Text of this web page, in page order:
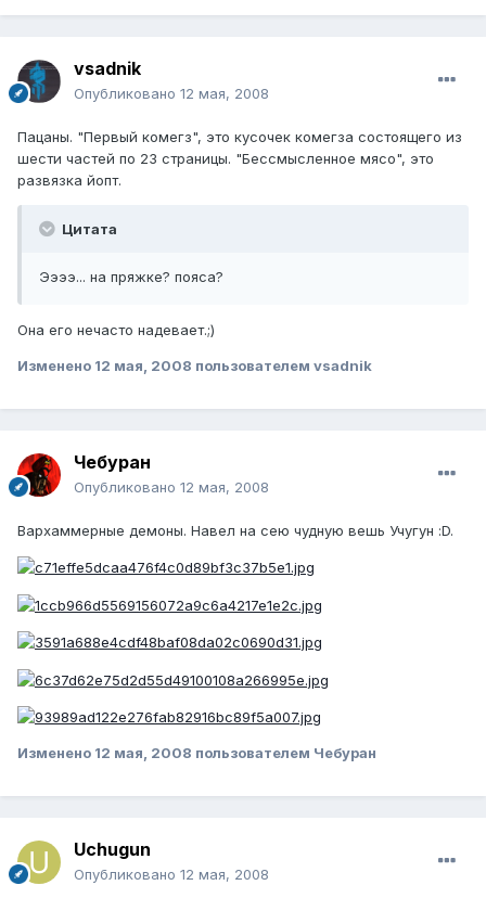
vsadnik
Опубликовано 12 мая, 2008
Пацаны. "Первый комегз", это кусочек комегза состоящего из
шести частей по 23 страницы. "Бессмысленное мясо", это
развязка йопт.
Цитата
Ээээ... на пряжке? пояса?
Она его нечасто надевает.;)
Изменено 12 мая, 2008 пользователем vsadnik
Чебуран
Опубликовано 12 мая, 2008
Вархаммерные демоны. Навел на сею чудную вешь Учугун :D.
Изменено 12 мая, 2008 пользователем Чебуран
Uchugun
Опубликовано 12 мая, 2008